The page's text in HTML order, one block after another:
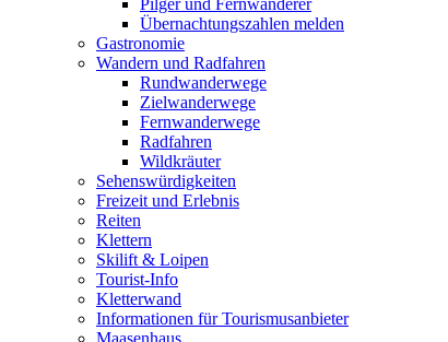
Pilger und Fernwanderer
Übernachtungszahlen melden
Gastronomie
Wandern und Radfahren
Rundwanderwege
Zielwanderwege
Fernwanderwege
Radfahren
Wildkräuter
Sehenswürdigkeiten
Freizeit und Erlebnis
Reiten
Klettern
Skilift & Loipen
Tourist-Info
Kletterwand
Informationen für Tourismusanbieter
Maasenhaus